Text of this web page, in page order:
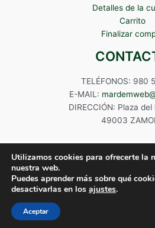
Detalles de la
Carrito
Finalizar
TELÉFONOS: 980
E-MAIL:
DIRECCIÓN: Plaza
49003
Copyright © 2024
Utilizamos cookies para ofrecerte la
nuestra web.
Puedes aprender más sobre qué
desactivarlas en los ajustes.
Aceptar